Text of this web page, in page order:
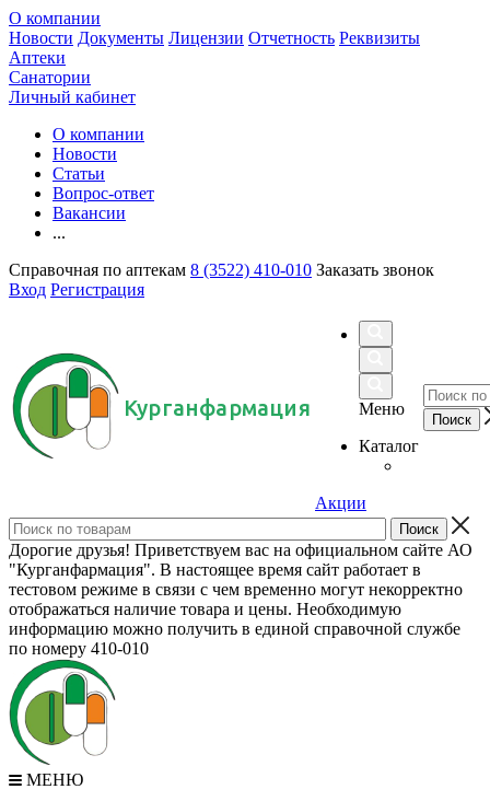
О компании
Новости Документы Лицензии Отчетность Реквизиты
Аптеки
Санатории
Личный кабинет
О компании
Новости
Статьи
Вопрос-ответ
Вакансии
...
Справочная по аптекам 8 (3522) 410-010 Заказать звонок
Вход Регистрация
Курганфармация
Меню
Каталог
Акции
Дорогие друзья! Приветствуем вас на официальном сайте АО
"Курганфармация". В настоящее время сайт работает в
тестовом режиме в связи с чем временно могут некорректно
отображаться наличие товара и цены. Необходимую
информацию можно получить в единой справочной службе
по номеру 410-010
МЕНЮ